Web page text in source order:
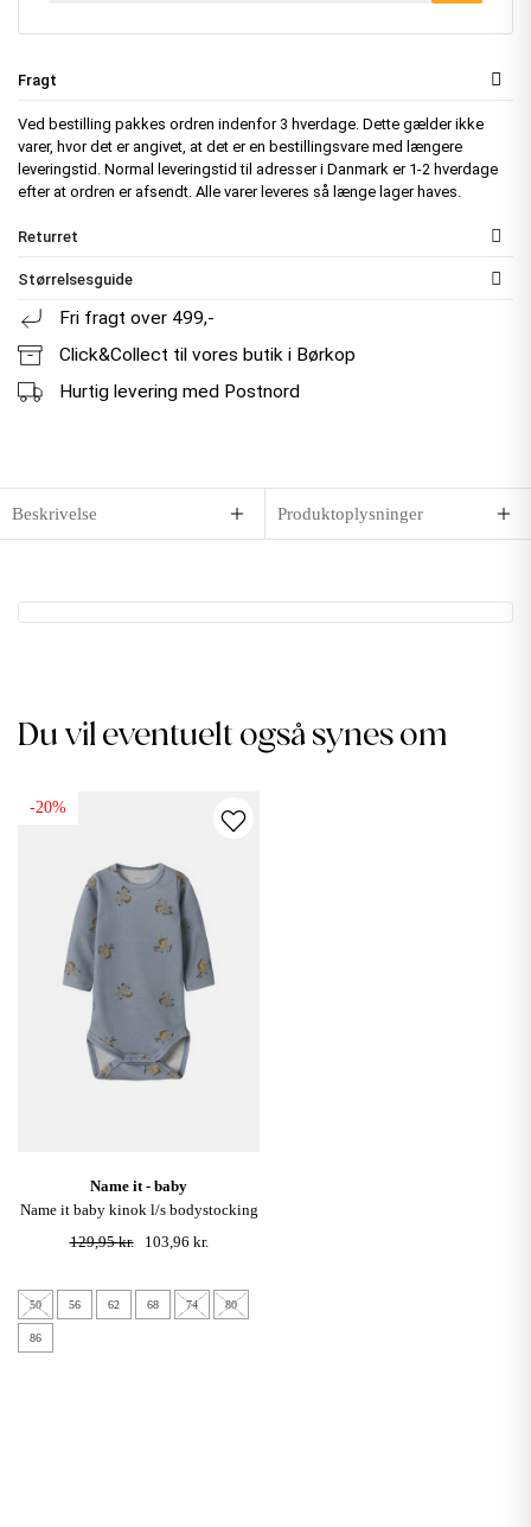
Fragt
Ved bestilling pakkes ordren indenfor 3 hverdage. Dette gælder ikke
varer, hvor det er angivet, at det er en bestillingsvare med længere
leveringstid. Normal leveringstid til adresser i Danmark er 1-2 hverdage
efter at ordren er afsendt. Alle varer leveres så længe lager haves.
Returret
Størrelsesguide
Fri fragt over 499,-
Click&Collect til vores butik i Børkop
Hurtig levering med Postnord
Beskrivelse Produktoplysninger
Du vil eventuelt også synes om
-20%
name it - baby
name it baby kinok l/s bodystocking
- dusty blue
129,95 kr. 103,96 kr.
50 56 62 68 74 80
86